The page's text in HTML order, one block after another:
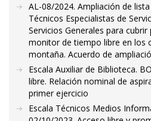
AL-08/2024. Ampliación de
Técnicos Especialistas de
Servicios Generales para
monitor de tiempo libre en los
montaña. Acuerdo de
Escala Auxiliar de Biblioteca.
libre. Relación nominal de
primer ejercicio
Escala Técnicos Medios